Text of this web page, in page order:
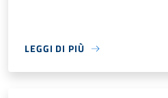
LEGGI DI PIÙ